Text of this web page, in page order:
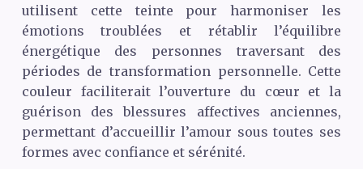
utilisent cette teinte pour harmoniser les
émotions troublées et rétablir l’équilibre
énergétique des personnes traversant des
périodes de transformation personnelle. Cette
couleur faciliterait l’ouverture du cœur et la
guérison des blessures affectives anciennes,
permettant d’accueillir l’amour sous toutes ses
formes avec confiance et sérénité.